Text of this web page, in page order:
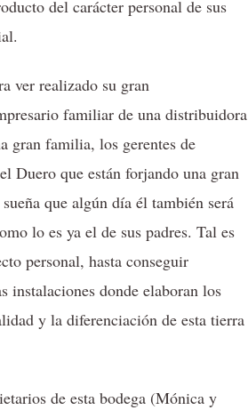
del carácter personal de sus
ver realizado su gran
familiar de una distribuidora
gran familia, los gerentes de
Duero que están forjando una gran
que algún día él también será
lo es ya el de sus padres. Tal es
personal, hasta conseguir
instalaciones donde elaboran los
y la diferenciación de esta tierra
de esta bodega (Mónica y